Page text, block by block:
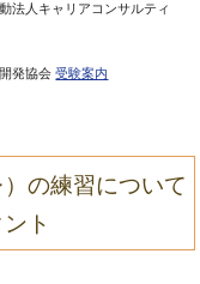
法人キャリアコンサルティ
発協会受験案内
の練習について
ト